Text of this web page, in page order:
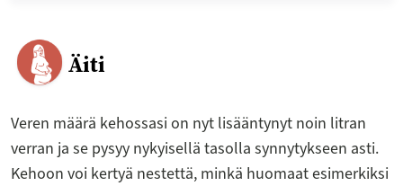
Äiti
Veren määrä kehossasi on nyt lisääntynyt noin litran
verran ja se pysyy nykyisellä tasolla synnytykseen asti.
Kehoon voi kertyä nestettä, minkä huomaat esimerkiksi